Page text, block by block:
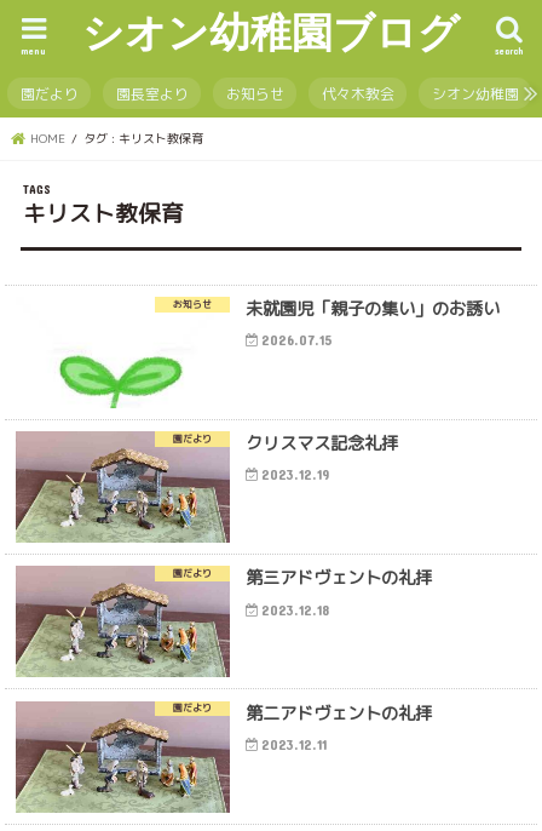
シオン幼稚園ブログ search
menu
園だより 園長室より お知らせ 代々木教会 シオン幼稚園
HOME タグ : キリスト教保育
キリスト教保育
お知らせ 未就園児「親子の集い」のお誘い
2026.07.15
園だより クリスマス記念礼拝
2023.12.19
園だより 第三アドヴェントの礼拝
2023.12.18
園だより 第二アドヴェントの礼拝
2023.12.11